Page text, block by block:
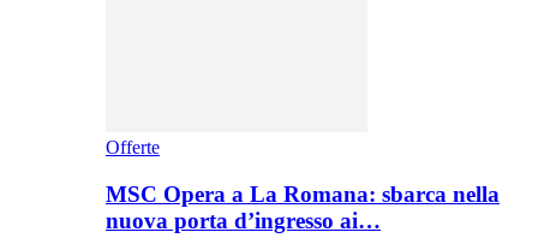
Offerte
MSC Opera a La Romana: sbarca nella
nuova porta d’ingresso ai…